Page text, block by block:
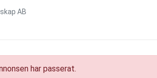
AB
har passerat.